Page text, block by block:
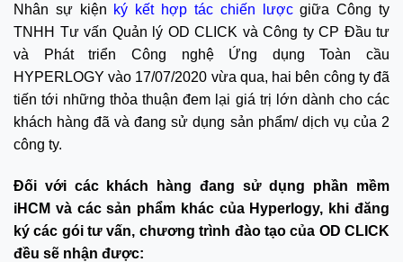
Nhân sự kiện ký kết hợp tác chiến lượcgiữa Công ty
TNHH Tư vấn Quản lý OD CLICK và Công ty CP Đầu tư
và Phát triển Công nghệ Ứng dụng Toàn cầu
HYPERLOGY vào 17/07/2020 vừa qua, hai bên công ty đã
tiến tới những thỏa thuận đem lại giá trị lớn dành cho các
khách hàng đã và đang sử dụng sản phẩm/ dịch vụ của 2
công ty.
Đối với các khách hàng đang sử dụng phần mềm
iHCM và các sản phẩm khác của Hyperlogy, khi đăng
ký các gói tư vấn, chương trình đào tạo của OD CLICK
đều sẽ nhận được: